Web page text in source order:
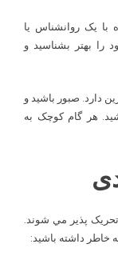
با یک روانشناس یا
را بهتر بشناسید و
دارد. صبور باشید و
هر گام کوچک به
پذير مي شوند.
خاطر داشته باشيد: